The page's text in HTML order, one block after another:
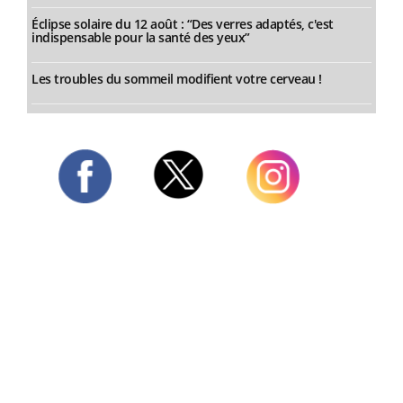
Éclipse solaire du 12 août : “Des verres adaptés, c'est
indispensable pour la santé des yeux”
Les troubles du sommeil modifient votre cerveau !